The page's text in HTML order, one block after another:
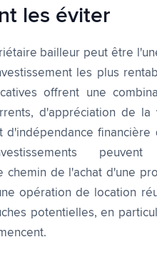
les éviter
bailleur peut être
les plus
offrent une
d'appréciation de la
d'indépendance financière
peuvent
chemin de l'achat d'une
opération de location
potentielles, en